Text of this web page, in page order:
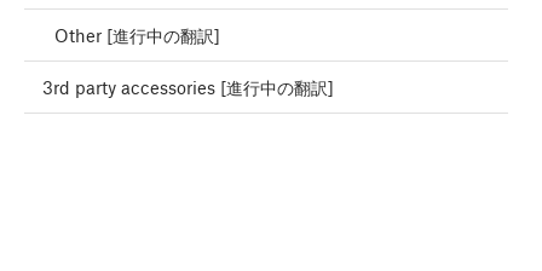
Other [進行中の翻訳]
3rd party accessories [進行中の翻訳]